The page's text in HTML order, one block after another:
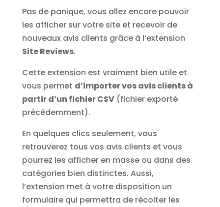
Pas de panique, vous allez encore pouvoir
les afficher sur votre site et recevoir de
nouveaux avis clients grâce à l’extension
Site Reviews.
Cette extension est vraiment bien utile et
vous permet d’importer vos avis clients à
partir d’un fichier CSV(fichier exporté
précédemment).
En quelques clics seulement, vous
retrouverez tous vos avis clients et vous
pourrez les afficher en masse ou dans des
catégories bien distinctes. Aussi,
l’extension met à votre disposition un
formulaire qui permettra de récolter les